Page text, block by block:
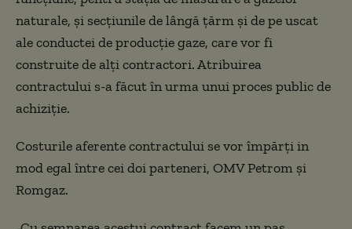
naturale, şi secţiunile de lângă ţărm şi de pe uscat
ale conductei de producţie gaze, care vor fi
construite de alţi contractori. Atribuirea
contractului s-a făcut în urma unui proces public de
achiziţie.
Costurile aferente contractului se vor împărţi in
mod egal între cei doi parteneri, OMV Petrom şi
Romgaz.